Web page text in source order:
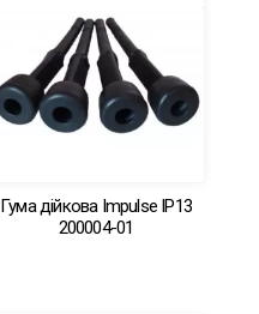
Гума дійкова Impulse IP13
200004-01